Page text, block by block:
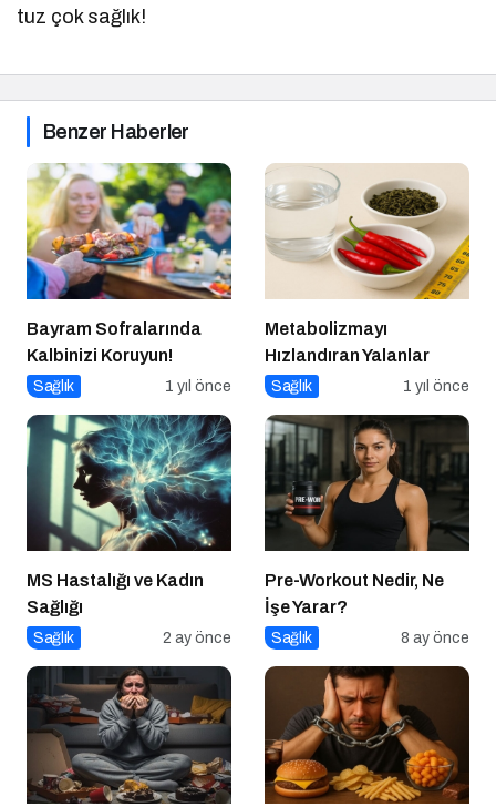
tuz çok sağlık!
Benzer Haberler
Bayram Sofralarında
Kalbinizi Koruyun!
Sağlık 1 yıl önce
Metabolizmayı
Hızlandıran Yalanlar
Sağlık 1 yıl önce
MS Hastalığı ve Kadın
Sağlığı
Sağlık 2 ay önce
Pre-Workout Nedir, Ne
İşe Yarar?
Sağlık 8 ay önce